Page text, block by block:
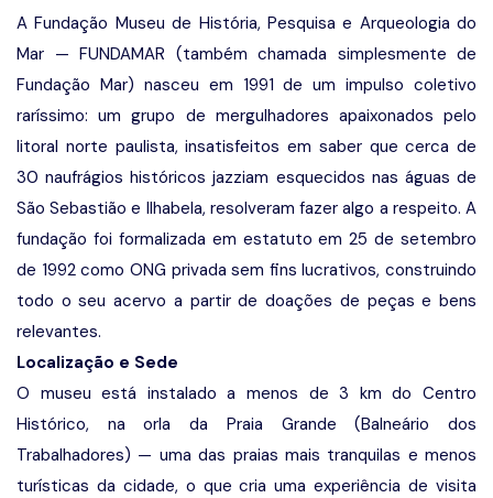
A Fundação Museu de História, Pesquisa e Arqueologia do
Mar — FUNDAMAR (também chamada simplesmente de
Fundação Mar) nasceu em 1991 de um impulso coletivo
raríssimo: um grupo de mergulhadores apaixonados pelo
litoral norte paulista, insatisfeitos em saber que cerca de
30 naufrágios históricos jazziam esquecidos nas águas de
São Sebastião e Ilhabela, resolveram fazer algo a respeito. A
fundação foi formalizada em estatuto em 25 de setembro
de 1992 como ONG privada sem fins lucrativos, construindo
todo o seu acervo a partir de doações de peças e bens
relevantes.
Localização e Sede
O museu está instalado a menos de 3 km do Centro
Histórico, na orla da Praia Grande (Balneário dos
Trabalhadores) — uma das praias mais tranquilas e menos
turísticas da cidade, o que cria uma experiência de visita